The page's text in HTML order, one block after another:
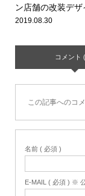
ン店舗の改装デザ
2019.08.30
コメント
この記事へのコ
名前 ( 必須 )
E-MAIL ( 必須 ) ※